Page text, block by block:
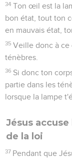
34 Ton œil est la
bon état, tout ton
en mauvais état,
35 Veille donc à ce
ténèbres.
36 Si donc ton
partie dans les
lorsque la lampe
Jésus
de la loi
37 Pendant que